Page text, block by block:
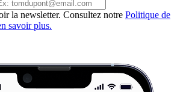
la newsletter. Consultez notre Politique de
savoir plus.